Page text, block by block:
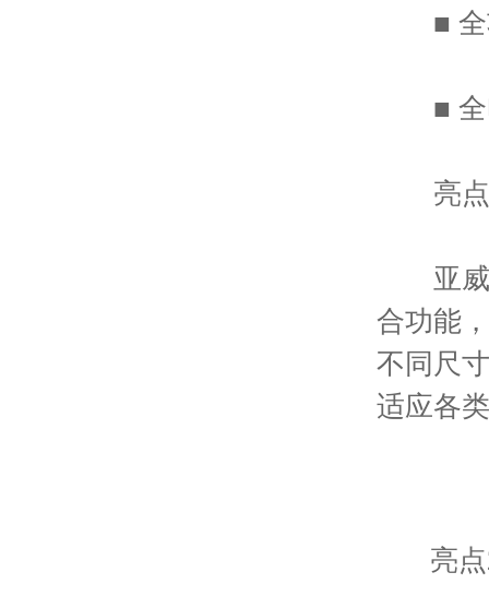
■ 全功
■ 全
亮点1
亚威
合功能
不同尺
适应各
亮点2